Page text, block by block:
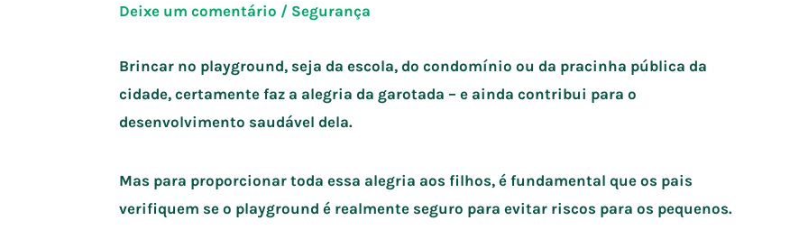
Deixe um comentário / Segurança
Brincar no playground, seja da escola, do condomínio ou da pracinha pública da
cidade, certamente faz a alegria da garotada – e ainda contribui para o
desenvolvimento saudável dela.
Mas para proporcionar toda essa alegria aos filhos, é fundamental que os pais
verifiquem se o playground é realmente seguro para evitar riscos para os pequenos.